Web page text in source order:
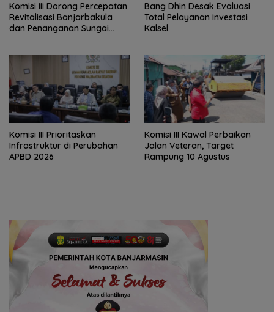
‎Komisi III Dorong Percepatan
Revitalisasi Banjarbakula
dan Penanganan Sungai
‎Bang Dhin Desak Evaluasi
Total Pelayanan Investasi
Kalsel
‎Komisi III Prioritaskan
Infrastruktur di Perubahan
APBD 2026
Komisi III Kawal Perbaikan
Jalan Veteran, Target
Rampung 10 Agustus